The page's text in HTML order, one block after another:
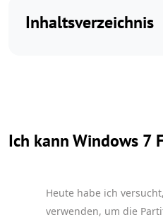
Inhaltsverzeichnis
Ich kann Windows 7
Heute habe ich
verwenden, um die